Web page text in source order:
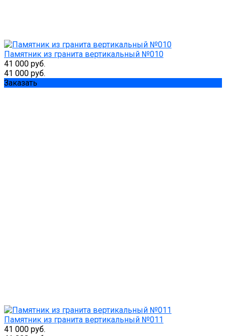
Памятник из гранита вертикальный №010
41 000 руб.
41 000 руб.
Заказать
Памятник из гранита вертикальный №011
41 000 руб.